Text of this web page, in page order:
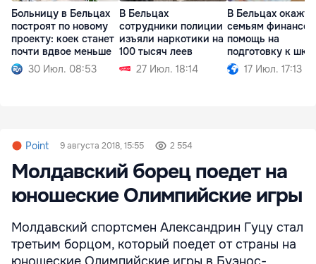
Больницу в Бельцах
построят по новому
проекту: коек станет
почти вдвое меньше
30 Июл. 08:53
В Бельцах
сотрудники полиции
изъяли наркотики на
100 тысяч леев
27 Июл. 18:14
В Бельцах окажут
семьям
помощь на
подготовку к
17 Июл. 17:13
Point 9 августа 2018, 15:55 2 554
Молдавский борец поедет на
юношеские Олимпийские игры
Молдавский спортсмен Александрин Гуцу стал
третьим борцом, который поедет от страны на
юношеские Олимпийские игры в Буэнос-